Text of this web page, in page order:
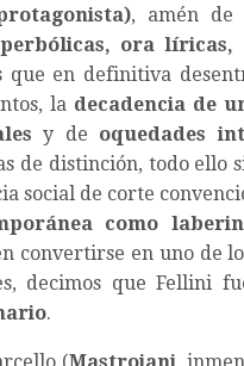
, amén de
ora líricas,
que en definitiva
la decadencia de
y de oquedades
de distinción, todo
social de corte
como
convertirse en uno de
decimos que Fellini
.